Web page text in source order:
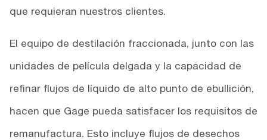
que requieran nuestros clientes.
El equipo de destilación fraccionada, junto con las
unidades de película delgada y la capacidad de
refinar flujos de líquido de alto punto de ebullición,
hacen que Gage pueda satisfacer los requisitos de
remanufactura. Esto incluye flujos de desechos